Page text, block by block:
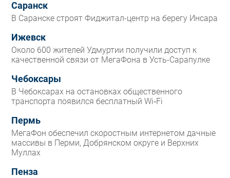
Саранск
В Саранске строят Фиджитал-центр на берегу Инсара
Ижевск
Около 600 жителей Удмуртии получили доступ к
качественной связи от МегаФона в Усть-Сарапулке
Чебоксары
В Чебоксарах на остановках общественного
транспорта появился бесплатный Wi‑Fi
Пермь
МегаФон обеспечил скоростным интернетом дачные
массивы в Перми, Добрянском округе и Верхних
Муллах
Пенза